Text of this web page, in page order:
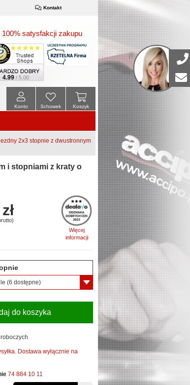
Kontakt
100% satysfakcji zakupu
4.99 / 5.00
Koszyk
Schowek
Konto
2x3 stopnie z dwustronnym
i stopniami z kraty o
Więcej
informacji
(6 dostępne)
do koszyka
Dostawa wyłącznie na
74 884 10 11